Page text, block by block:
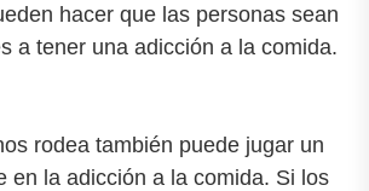
hacer que las personas sean
a tener una adicción a la comida.
rodea también puede jugar un
en la adicción a la comida. Si los